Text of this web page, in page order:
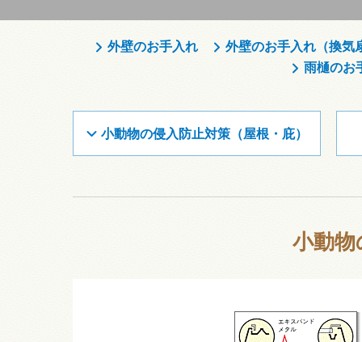
外壁のお手入れ
外壁のお手入れ（換気
雨樋のお
小動物の侵入防止対策（屋根・庇）
小動物